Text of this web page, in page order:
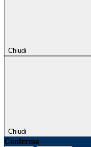
Chiudi
Chiudi
Conferma